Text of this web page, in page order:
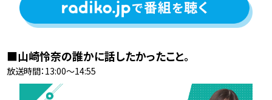
■山崎怜奈の誰かに話したかったこと。
放送時間：13:00〜14:55